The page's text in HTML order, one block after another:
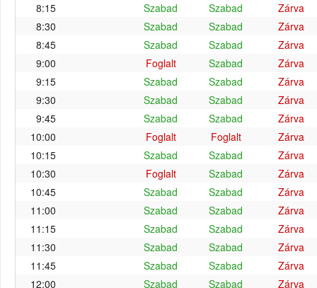
8:15
Szabad Szabad
Zárva
8:30
Szabad Szabad
Zárva
8:45
Szabad Szabad
Zárva
9:00
Foglalt Szabad
Zárva
9:15
Szabad Szabad
Zárva
9:30
Szabad Szabad
Zárva
9:45
Szabad Szabad
Zárva
10:00
Foglalt Foglalt
Zárva
10:15
Szabad Szabad
Zárva
10:30
Foglalt Szabad
Zárva
10:45
Szabad Szabad
Zárva
11:00
Szabad Szabad
Zárva
11:15
Szabad Szabad
Zárva
11:30
Szabad Szabad
Zárva
11:45
Szabad Szabad
Zárva
12:00
Szabad Szabad
Zárva